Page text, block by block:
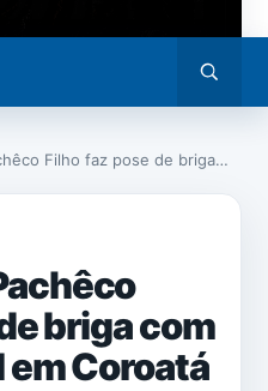
busca
Filho faz pose de briga…
briga com
Coroatá